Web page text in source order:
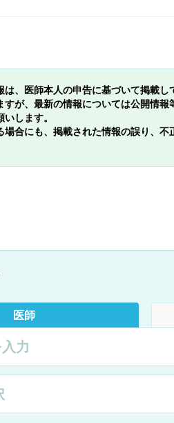
は、医師本人の申告に基づいて掲載
すが、最新の情報については公開情
します。
場合にも、掲載された情報の誤り、
医師